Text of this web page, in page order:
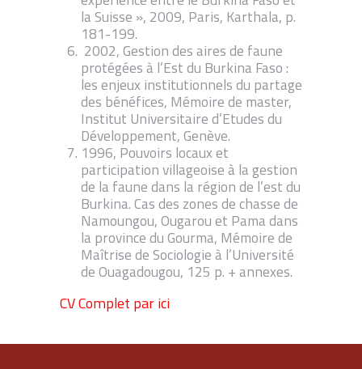
la Suisse », 2009, Paris, Karthala, p.
181-199.
2002, Gestion des aires de faune
protégées à l’Est du Burkina Faso :
les enjeux institutionnels du partage
des bénéfices, Mémoire de master,
Institut Universitaire d’Etudes du
Développement, Genève.
1996, Pouvoirs locaux et
participation villageoise à la gestion
de la faune dans la région de l’est du
Burkina. Cas des zones de chasse de
Namoungou, Ougarou et Pama dans
la province du Gourma, Mémoire de
Maîtrise de Sociologie à l’Université
de Ouagadougou, 125 p. + annexes.
CV Complet par ici